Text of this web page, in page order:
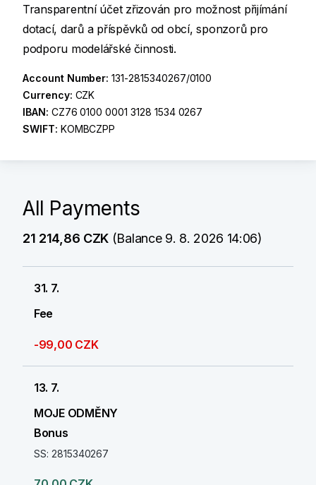
Transparentní účet zřizován pro možnost přijímání
dotací, darů a příspěvků od obcí, sponzorů pro
podporu modelářské činnosti.
Account Number:131-2815340267/0100
Currency: CZK
IBAN: CZ76 0100 0001 3128 1534 0267
SWIFT: KOMBCZPP
All Payments
21 214,86 CZK (Balance 9. 8. 2026 14:06)
31. 7.
Fee
-99,00 CZK
13. 7.
MOJE ODMĚNY
Bonus
SS: 2815340267